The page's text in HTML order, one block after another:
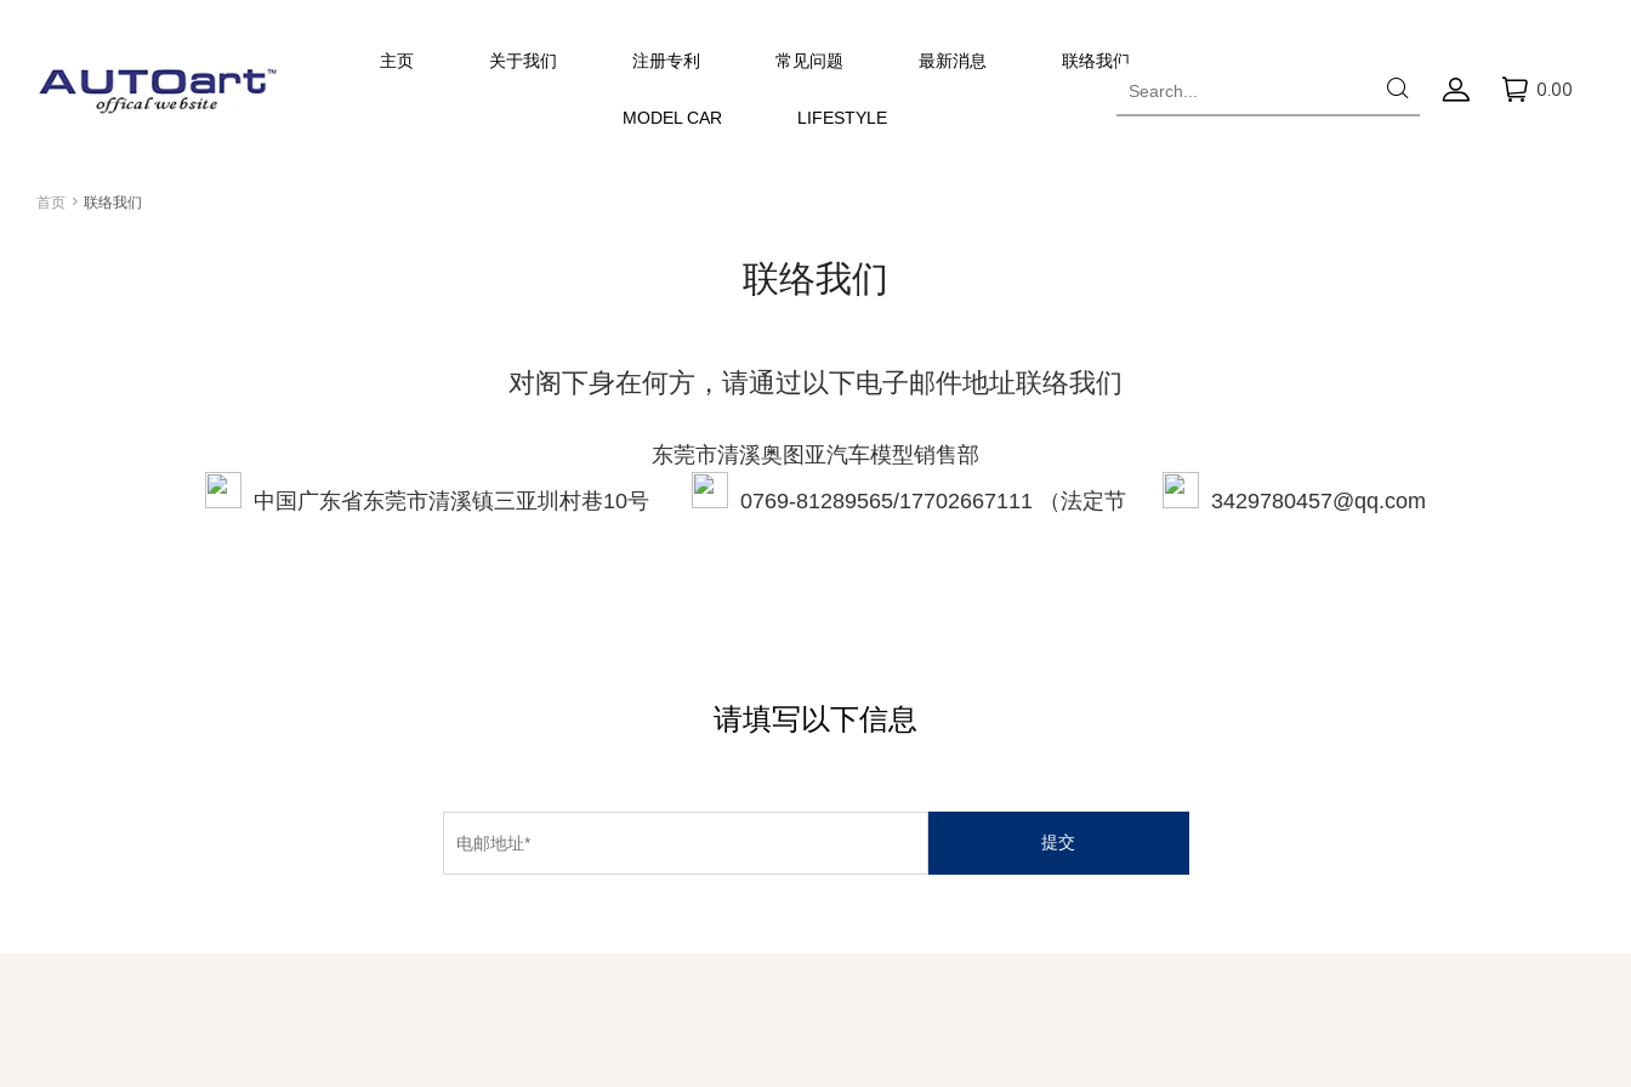
简体中文
CNY(人民币元)
主页 关于我们 注册专利 常见问题 最新消息 联络我们
MODEL CAR LIFESTYLE
0.00
首页 > 联络我们
联络我们
对阁下身在何方，请通过以下电子邮件地址联络我们
东莞市清溪奥图亚汽车模型销售部
中国广东省东莞市清溪镇三亚圳村巷10号
0769-81289565/17702667111 （法定节 3429780457@qq.com
请填写以下信息